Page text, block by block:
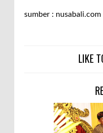
sumber : nusabali.com
LIKE